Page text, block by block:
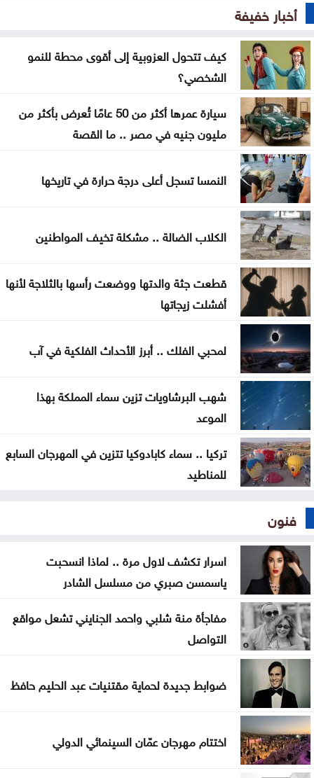
ترامب يوقع أمرا تنفيذيا يهدف لتقييد حق اكتساب
الجنسية الأميركية بالولادة
هجمات حوثية
انخفاض مؤشرات الأسهم الأميركية
الشيباني: زعزعة الأمن لن تثنينا عن المضي في مسار
التعافي وبناء الدولة
ترامب: أعتقد أن حرب إيران ستنتهي قريبا جدا
بلدية جرش الكبرى: تكليف الحوامدة مديراً لدائرة
الخدمات العامة
أخبار خفيفة
كيف تتحول العزوبية إلى أقوى محطة للنمو
الشخصي؟
سيارة عمرها أكثر من 50 عامًا تُعرض بأكثر من
مليون جنيه في مصر .. ما القصة
النمسا تسجل أعلى درجة حرارة في تاريخها
الكلاب الضالة .. مشكلة تخيف المواطنين
قطعت جثة والدتها ووضعت رأسها بالثلاجة لأنها
أفشلت زيجاتها
لمحبي الفلك .. أبرز الأحداث الفلكية في آب
شهب البرشاويات تزين سماء المملكة بهذا
الموعد
تركيا .. سماء كابادوكيا تتزين في المهرجان السابع
للمناطيد
فنون
اسرار تكشف لاول مرة .. لماذا انسحبت
ياسمسن صبري من مسلسل الشادر
مفاجأة منة شلبي واحمد الجنايني تشعل مواقع
التواصل
ضوابط جديدة لحماية مقتنيات عبد الحليم حافظ
اختتام مهرجان عمّان السينمائي الدولي